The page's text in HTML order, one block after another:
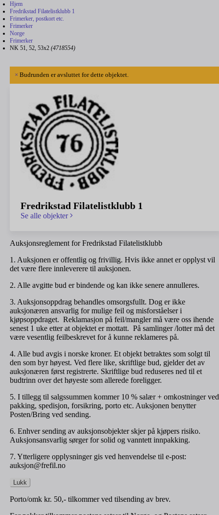
Hjem
Fredrikstad Filatelistklubb 1
Frimerker, postkort etc.
Frimerker
Norge
Frimerker
NK 51, 52, 53x2 (4718554)
× Budrunden er avsluttet for dette objektet.
Fredrikstad Filatelistklubb 1
Se alle objekter
Auksjonsreglement for Fredrikstad Filatelistklubb
1. Auksjonen er offentlig og frivillig. Hvis ikke annet er opplyst vil
det være flere innleverere til auksjonen.
2. Alle avgitte bud er bindende og kan ikke senere annulleres.
3. Auksjonsoppdrag behandles omsorgsfullt. Dog er ikke
auksjonæren ansvarlig for mulige feil og misforståelser i
kjøpsoppdraget. Reklamasjon på feil/mangler må være oss ihende
senest 1 uke etter at objektet er mottatt. På samlinger /lotter må det
være vesentlig feilbeskrevet for å kunne reklameres på.
4. Alle bud avgis i norske kroner. Et objekt betraktes som solgt til
den som byr høyest. Ved flere like, skriftlige bud, gjelder det av
auksjonæren først registrerte. Skriftlige bud reduseres ned til et
budtrinn over det høyeste som allerede foreligger.
5. I tillegg til salgssummen kommer 10 % salær + omkostninger ved
pakking, spedisjon, forsikring, porto etc. Auksjonen benytter
Posten/Bring ved sending.
6. Enhver sending av auksjonsobjekter skjer på kjøpers risiko.
Auksjonsansvarlig sørger for solid og vanntett innpakking.
7. Ytterligere opplysninger gis ved henvendelse til e-post:
auksjon@frefil.no
Lukk
Porto/omk kr. 50,- tilkommer ved tilsending av brev.